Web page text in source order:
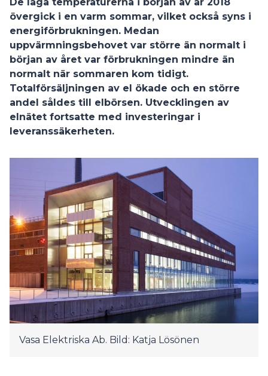
övergick i en varm sommar, vilket också syns i
energiförbrukningen. Medan
uppvärmningsbehovet var större än normalt i
början av året var förbrukningen mindre än
normalt när sommaren kom tidigt.
Totalförsäljningen av el ökade och en större
andel såldes till elbörsen. Utvecklingen av
elnätet fortsatte med investeringar i
leveranssäkerheten.
Vasa Elektriska Ab. Bild: Katja Lösönen